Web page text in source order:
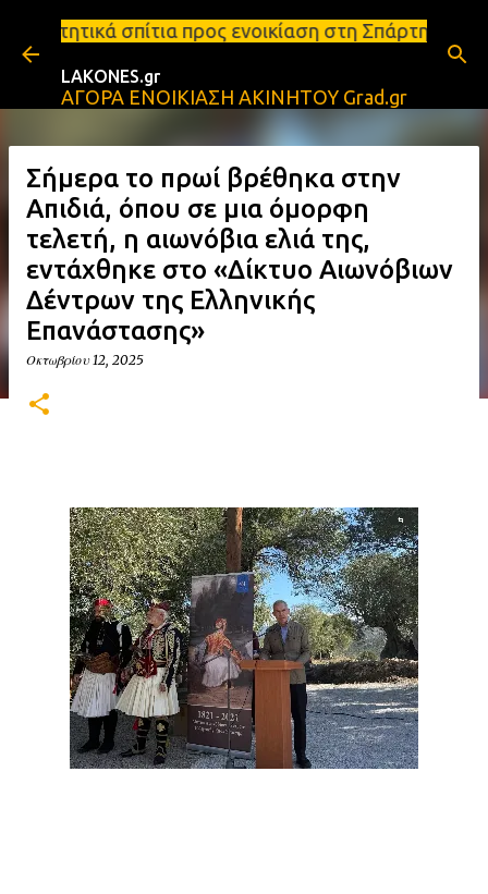
Μετάβαση στο κύριο περιεχόμενο
προς ενοικίαση στη Σπάρτη Ενοικιάσεις
LAKONES.gr
ΑΓΟΡΑ ΕΝΟΙΚΙΑΣΗ ΑΚΙΝΗΤΟΥ Grad.gr
Σήμερα το πρωί βρέθηκα στην
Απιδιά, όπου σε μια όμορφη
τελετή, η αιωνόβια ελιά της,
εντάχθηκε στο «Δίκτυο Αιωνόβιων
Δέντρων της Ελληνικής
Επανάστασης»
Οκτωβρίου 12, 2025